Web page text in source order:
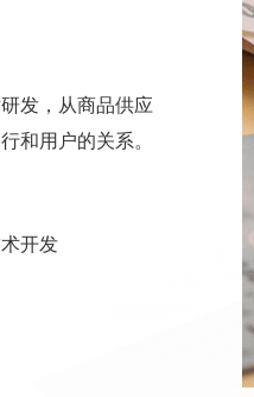
发，从商品供应
和用户的关系。
开发